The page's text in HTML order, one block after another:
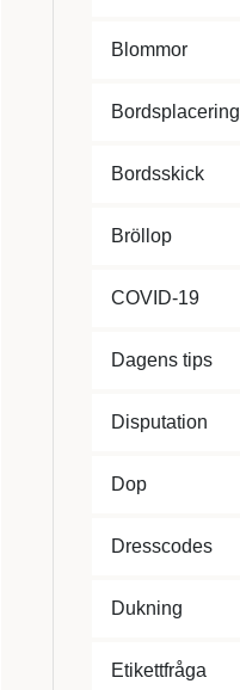
Blommor
Bordsplacering
Bordsskick
Bröllop
COVID-19
Dagens tips
Disputation
Dop
Dresscodes
Dukning
Etikettfråga